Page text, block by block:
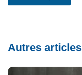
Autres articles